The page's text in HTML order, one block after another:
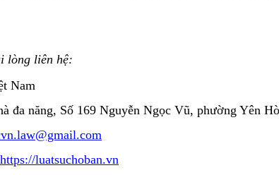
lòng liên hệ:
Nam
đa năng, Số 169 Nguyễn Ngọc Vũ, phường Yên
https://luatsuchoban.vn